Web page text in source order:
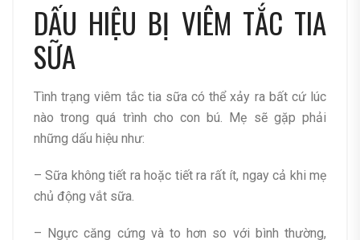
DẤU HIỆU BỊ VIÊM TẮC TIA
SỮA
Tình trạng viêm tắc tia sữa có thể xảy ra bất cứ lúc
nào trong quá trình cho con bú. Mẹ sẽ gặp phải
những dấu hiệu như:
– Sữa không tiết ra hoặc tiết ra rất ít, ngay cả khi mẹ
chủ động vắt sữa.
– Ngực căng cứng và to hơn so với bình thường,